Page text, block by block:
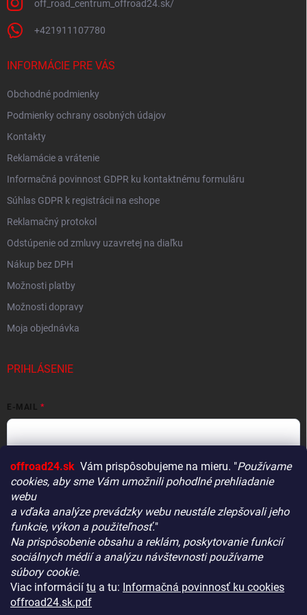
offroad24.sk Vám prispôsobujeme na mieru. "Používame
cookies, aby sme Vám umožnili pohodlné prehliadanie
webu
a vďaka analýze prevádzky webu neustále zlepšovali jeho
funkcie, výkon a použiteľnosť."
Na prispôsobenie obsahu a reklám, poskytovanie funkcií
sociálnych médií a analýzu návštevnosti používame
súbory cookie.
Viac informácií tu a tu: Informačná povinnosť ku cookies
offroad24.sk.pdf
Vitajte! Aby bolo hľadanie tých správnych dielov pre vaše
vozidlo čo najrýchlejšie a najpresnejšie, máme pre vás
malý tip:
Začnite výberom vášho vozidla– Týmto krokom si
zaistíte, že uvidíte len kompatibilné produkty.
off_road_centrum_offroad24.sk/
+421911107780
INFORMÁCIE PRE VÁS
Obchodné podmienky
Podmienky ochrany osobných údajov
Kontakty
Reklamácie a vrátenie
Informačná povinnost GDPR ku kontaktnému formuláru
Súhlas GDPR k registrácii na eshope
Reklamačný protokol
Odstúpenie od zmluvy uzavretej na diaľku
Nákup bez DPH
Možnosti platby
Možnosti dopravy
Moja objednávka
PRIHLÁSENIE
E-MAIL
HESLO
Prihlásiť sa
Nová registrácia Zabudnuté heslo